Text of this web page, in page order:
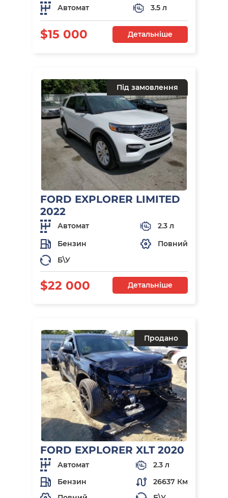
Автомат
3.5 л
$15 000 Детальніше
Під замовлення
FORD EXPLORER LIMITED
2022
Автомат
2.3 л
Бензин
Повний
Б\У
$22 000 Детальніше
Продано
FORD EXPLORER XLT 2020
Автомат
2.3 л
Бензин
26637 Км